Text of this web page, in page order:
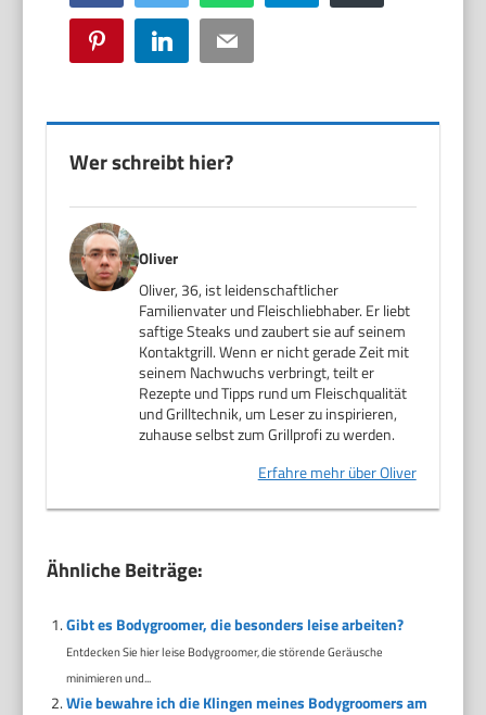
Pinterest LinkedIn Email
Wer schreibt hier?
Oliver
Oliver, 36, ist leidenschaftlicher
Familienvater und Fleischliebhaber. Er liebt
saftige Steaks und zaubert sie auf seinem
Kontaktgrill. Wenn er nicht gerade Zeit mit
seinem Nachwuchs verbringt, teilt er
Rezepte und Tipps rund um Fleischqualität
und Grilltechnik, um Leser zu inspirieren,
zuhause selbst zum Grillprofi zu werden.
Erfahre mehr über Oliver
Ähnliche Beiträge:
Gibt es Bodygroomer, die besonders leise arbeiten?
Entdecken Sie hier leise Bodygroomer, die störende Geräusche
minimieren und...
Wie bewahre ich die Klingen meines Bodygroomers am